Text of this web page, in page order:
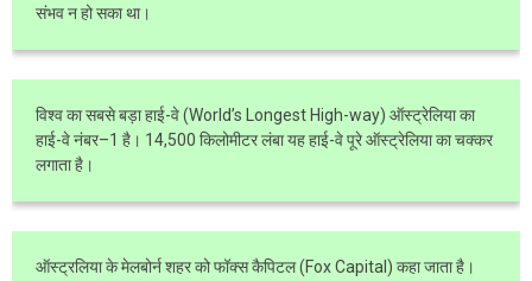
संभव न हो सका था।
विश्व का सबसे बड़ा हाई-वे (World’s Longest High-way) ऑस्ट्रेलिया का
हाई-वे नंबर–1 है। 14,500 किलोमीटर लंबा यह हाई-वे पूरे ऑस्ट्रेलिया का चक्कर
लगाता है।
ऑस्ट्रलिया के मेलबोर्न शहर को फॉक्स कैपिटल (Fox Capital) कहा जाता है।